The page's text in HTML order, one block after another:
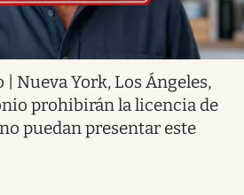
Nueva York, Los Ángeles,
prohibirán la licencia de
puedan presentar este